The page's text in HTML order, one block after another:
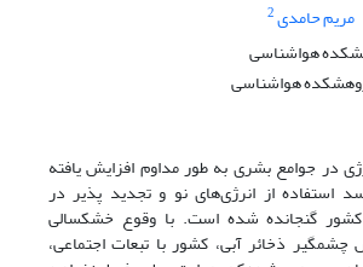
مریم حامدی2
هواشناسی
هواشناسی
در جوامع بشری به طور مداوم افزایش یافته
استفاده از انرژی‌های نو و تجدید پذیر در
کشور گنجانده شده است. با وقوع خشکسالی
ذخائر آبی، کشور با تبعات اجتماعی،